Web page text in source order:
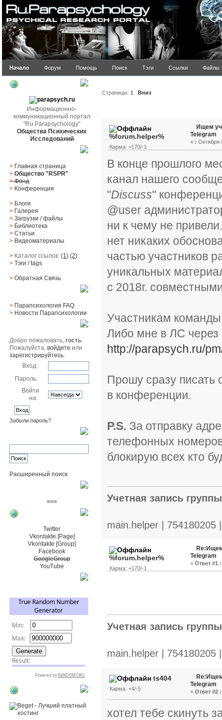
Начало Форум Помощь Поиск Тэги Ссылки Файлы
Информационно-
коммуникационный портал
"Ru.Parapsychology"
Общества Психических
Исследований
> Главная страница
> Общество "RSPR"
> Фонд
> Конференция
> Блоги
> Галерея
> Загрузки/файлы
> Библиотека
> Статьи
> Видеоматериалы
> Каталог ссылок:(1) (2)
> Тэги/ tags
> Обратная Cвязь
> Парапсихология FAQ
> Новости Парапсихологии
Добро пожаловать,гость.
Пожалуйста,войдите или
зарегистрируйтесь.
Вход:
Пароль:
Войти
на:
Забыли пароль?
Расширенный поиск
===
Twitter
Vkontakte [Page]
Vkontakte [Group]
Facebook
GoogleGroup
YouTube
с:
Страницы:1 Вниз
%forum.helper%
Карма: +170/-1
Ищем
Telegram
« : Октября
В конце прошлого
канал нашего
"Discuss"
@user
ни к чему не
нет никаких
частью участников
уникальных
с 2018г.
Участникам
Либо мне в ЛС через
http://parapsych.ru/
Прошу сразу писать
в конференции.
P.S. За отправку
телефонных
блокирую всех кто
Учетная запись
main.helper |
%forum.helper%
Карма: +170/-1
Telegram
« Ответ #1 :
Учетная запись
main.helper |
ts404
Карма: +4/-5
Telegram
« Ответ #2 :
хотел тебе скинуть